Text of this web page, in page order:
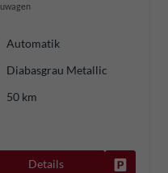
Automatik
Diabasgrau Metallic
50 km
Details